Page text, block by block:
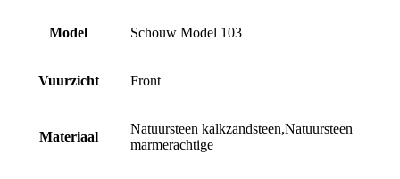
Model Schouw Model 103
Vuurzicht Front
Materiaal
Natuursteen kalkzandsteen,Natuursteen
marmerachtige